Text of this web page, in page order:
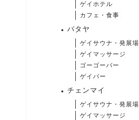
ゲイホテル
カフェ・食事
パタヤ
ゲイサウナ・発展場
ゲイマッサージ
ゴーゴーバー
ゲイバー
チェンマイ
ゲイサウナ・発展場
ゲイマッサージ